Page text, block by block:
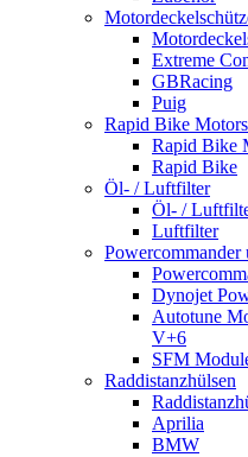
Extreme
GBRacing
Puig
Rapid Bike
Rapid Bike
Rapid Bike
Öl- / Luftfilter
Öl- /
Luftfilter
Powercommander
Dynojet
Autotune
V+6
SFM
Raddistanzhülsen
Aprilia
BMW